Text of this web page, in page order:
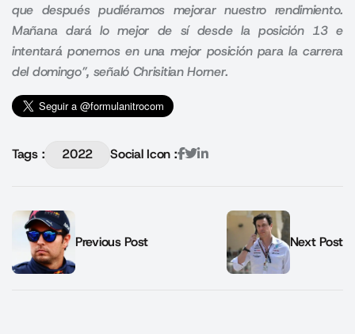
que después pudiéramos mejorar nuestro rendimiento.
Mañana dará lo mejor de sí desde la posición 13 e
intentará ponernos en una mejor posición para la carrera
del domingo”, señaló Chrisitian Horner.
Tags : 2022 Social Icon :
Previous Post Next Post